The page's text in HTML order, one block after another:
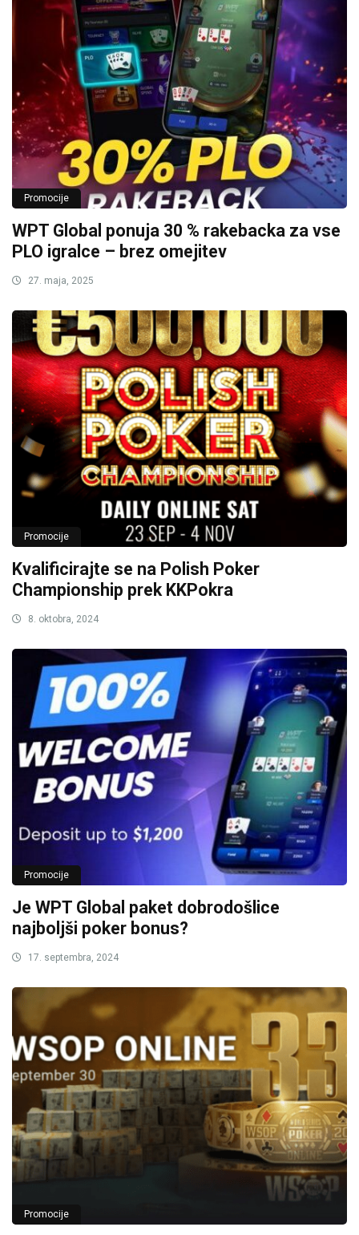
Promocije
WPT Global ponuja 30 % rakebacka za vse
PLO igralce – brez omejitev
27. maja, 2025
Promocije
Kvalificirajte se na Polish Poker
Championship prek KKPokra
8. oktobra, 2024
Promocije
Je WPT Global paket dobrodošlice
najboljši poker bonus?
17. septembra, 2024
Promocije